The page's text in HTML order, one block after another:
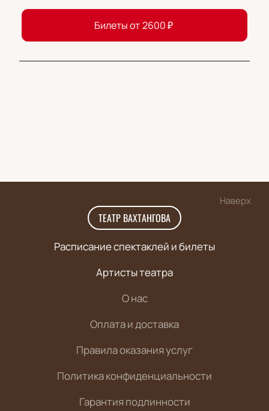
Билеты от 2600₽
Наверх
ТЕАТР ВАХТАНГОВА
Расписание спектаклей и билеты
Артисты театра
О нас
Оплата и доставка
Правила оказания услуг
Политика конфиденциальности
Гарантия подлинности